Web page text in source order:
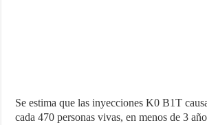
Se estima que las inyecciones K0 B1T
cada 470 personas vivas, en menos de 3